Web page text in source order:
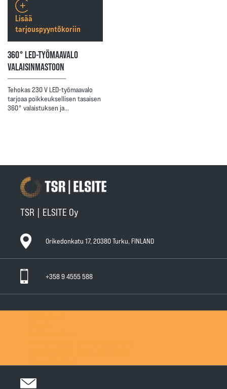
360° LED-TYÖMAAVALO
VALAISINMASTOON
Tehokas 230 V LED-työmaavalo
tarjoaa poikkeuksellisen tasaisen
360° valaistuksen ja…
Lisää
tarjouspyyntökoriin
TSR | ELSITE Oy
Orikedonkatu 17, 20380 Turku, FINLAND
+358 9 4555 588